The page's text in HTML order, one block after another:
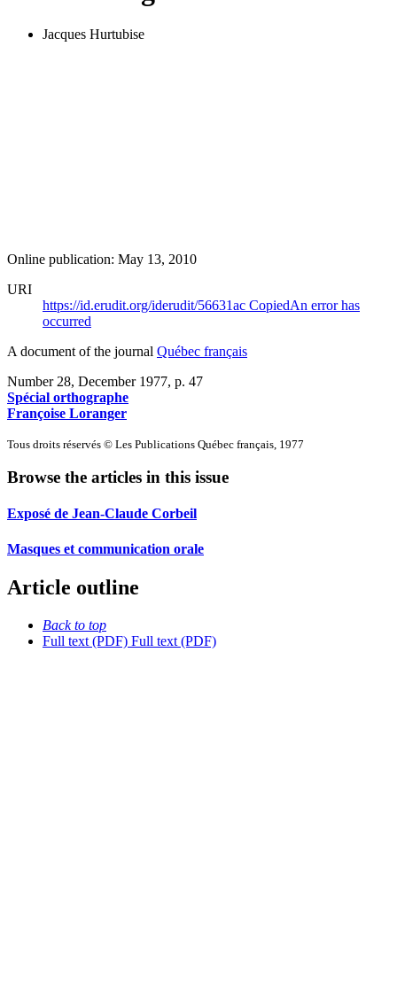
Jacques Hurtubise
Online publication: May 13, 2010
URI
https://id.erudit.org/iderudit/56631ac CopiedAn error has
occurred
A document of the journal Québec français
Number 28, December 1977, p. 47
Spécial orthographe
Françoise Loranger
Tous droits réservés © Les Publications Québec français, 1977
Browse the articles in this issue
Exposé de Jean-Claude Corbeil
Masques et communication orale
Article outline
Back to top
Full text (PDF) Full text (PDF)